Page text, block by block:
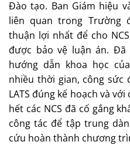
Đào tạo. Ban Giám hiệu
liên quan trong Trường
thuận lợi nhất để cho
được bảo vệ luận án.
hướng dẫn khoa học
nhiều thời gian, công sức
LATS đúng kế hoạch và
hết các NCS đã cố gắng
công tác để tập trung
cứu hoàn thành chương